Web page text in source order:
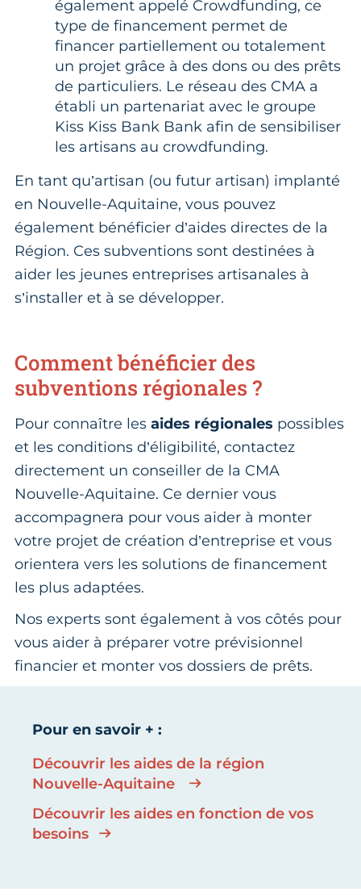
également appelé Crowdfunding, ce
type de financement permet de
financer partiellement ou totalement
un projet grâce à des dons ou des prêts
de particuliers. Le réseau des CMA a
établi un partenariat avec le groupe
Kiss Kiss Bank Bank afin de sensibiliser
les artisans au crowdfunding.
En tant qu’artisan (ou futur artisan) implanté
en Nouvelle-Aquitaine, vous pouvez
également bénéficier d’aides directes de la
Région. Ces subventions sont destinées à
aider les jeunes entreprises artisanales à
s’installer et à se développer.
Comment bénéficier des
subventions régionales ?
Pour connaître les aides régionales possibles
et les conditions d’éligibilité, contactez
directement un conseiller de la CMA
Nouvelle-Aquitaine. Ce dernier vous
accompagnera pour vous aider à monter
votre projet de création d’entreprise et vous
orientera vers les solutions de financement
les plus adaptées.
Nos experts sont également à vos côtés pour
vous aider à préparer votre prévisionnel
financier et monter vos dossiers de prêts.
Pour en savoir + :
Découvrir les aides de la région
Nouvelle-Aquitaine
Découvrir les aides en fonction de vos
besoins